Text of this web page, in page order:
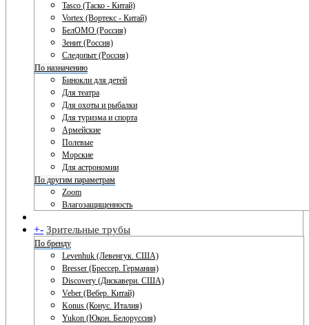
Tasco (Таско - Китай)
Vortex (Вортекс - Китай)
БелОМО (Россия)
Зенит (Россия)
Следопыт (Россия)
По назначению
Бинокли для детей
Для театра
Для охоты и рыбалки
Для туризма и спорта
Армейские
Полевые
Морские
Для астрономии
По другим параметрам
Zoom
Влагозащищенность
+- Зрительные трубы
По бренду
Levenhuk (Левенгук. США)
Bresser (Брессер. Германия)
Discovery (Дискавери. США)
Veber (Вебер. Китай)
Konus (Конус. Италия)
Yukon (Юкон. Белоруссия)